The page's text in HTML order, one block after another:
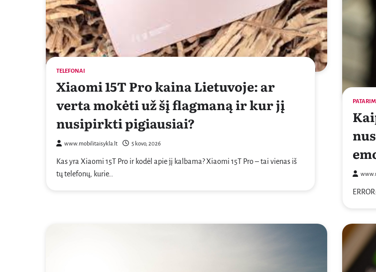
TELEFONAI
Xiaomi 15T Pro kaina Lietuvoje: ar
verta mokėti už šį flagmaną ir kur jį
nusipirkti pigiausiai?
www.mobilitaisykla.lt 5 kovo, 2026
Kas yra Xiaomi 15T Pro ir kodėl apie jį kalbama? Xiaomi 15T Pro – tai vienas iš
tų telefonų, kurie…